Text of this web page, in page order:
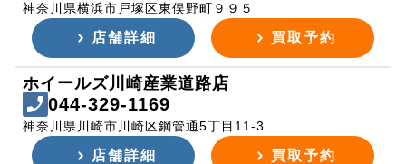
神奈川県横浜市戸塚区東俣野町９９５
店舗詳細 買取予約
ホイールズ川崎産業道路店
044-329-1169
神奈川県川崎市川崎区鋼管通5丁目11-3
店舗詳細 買取予約